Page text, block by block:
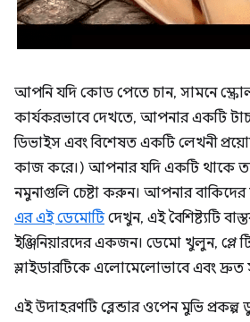
আপনি যদি কোড পেতে চান, সামনে
কার্যকরভাবে দেখতে, আপনার একটি টাচ
ডিভাইস এবং বিশেষত একটি লেখনী
কাজ করে।) আপনার যদি একটি থাকে
নমুনাগুলি চেষ্টা করুন। আপনার
এর এই ডেমোটিদেখুন, এই বৈশিষ্ট্যটি
ইঞ্জিনিয়ারদের একজন। ডেমো খুলুন, প্লে
স্লাইডারটিকে এলোমেলোভাবে এবং দ্রুত
এই উদাহরণটি ব্লেন্ডার ওপেন মুভি প্রকল্প